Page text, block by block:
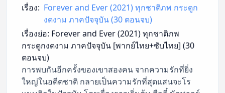
เรื่อง: Forever and Ever (2021) ทุกชาติภพ กระดูก
งดงาม ภาคปัจจุบัน (30 ตอนจบ)
เรื่องย่อ: Forever and Ever (2021) ทุกชาติภพ
กระดูกงดงาม ภาคปัจจุบัน [พากย์ไทย+ซับไทย] (30
ตอนจบ)
การพบกันอีกครั้งของเขาสองคน จากความรักที่ยิ่ง
ใหญ่ในอดีตชาติ กลายเป็นความรักที่สุดแสนจะโร